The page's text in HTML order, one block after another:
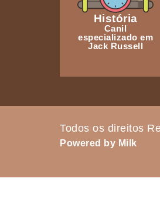
História
Canil
especializado em
Jack Russell
Todos os direitos
Powered by Milk